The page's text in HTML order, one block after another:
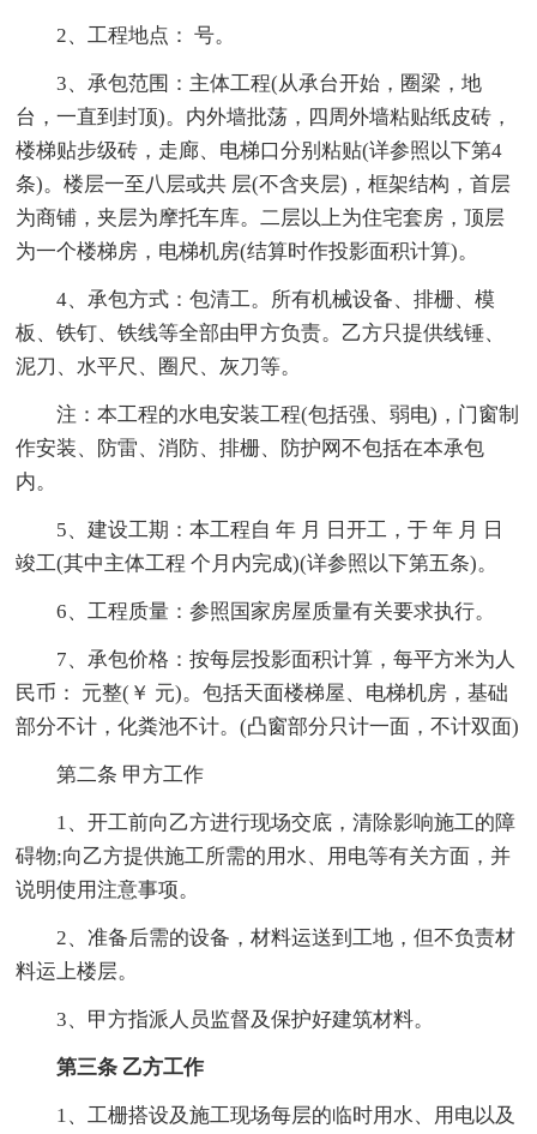
2、工程地点： 号。
3、承包范围：主体工程(从承台开始，圈梁，地
台，一直到封顶)。内外墙批荡，四周外墙粘贴纸皮砖，
楼梯贴步级砖，走廊、电梯口分别粘贴(详参照以下第4
条)。楼层一至八层或共 层(不含夹层)，框架结构，首层
为商铺，夹层为摩托车库。二层以上为住宅套房，顶层
为一个楼梯房，电梯机房(结算时作投影面积计算)。
4、承包方式：包清工。所有机械设备、排栅、模
板、铁钉、铁线等全部由甲方负责。乙方只提供线锤、
泥刀、水平尺、圈尺、灰刀等。
注：本工程的水电安装工程(包括强、弱电)，门窗制
作安装、防雷、消防、排栅、防护网不包括在本承包
内。
5、建设工期：本工程自 年 月 日开工，于 年 月 日
竣工(其中主体工程 个月内完成)(详参照以下第五条)。
6、工程质量：参照国家房屋质量有关要求执行。
7、承包价格：按每层投影面积计算，每平方米为人
民币： 元整(￥ 元)。包括天面楼梯屋、电梯机房，基础
部分不计，化粪池不计。(凸窗部分只计一面，不计双面)
第二条 甲方工作
1、开工前向乙方进行现场交底，清除影响施工的障
碍物;向乙方提供施工所需的用水、用电等有关方面，并
说明使用注意事项。
2、准备后需的设备，材料运送到工地，但不负责材
料运上楼层。
3、甲方指派人员监督及保护好建筑材料。
第三条 乙方工作
1、工栅搭设及施工现场每层的临时用水、用电以及